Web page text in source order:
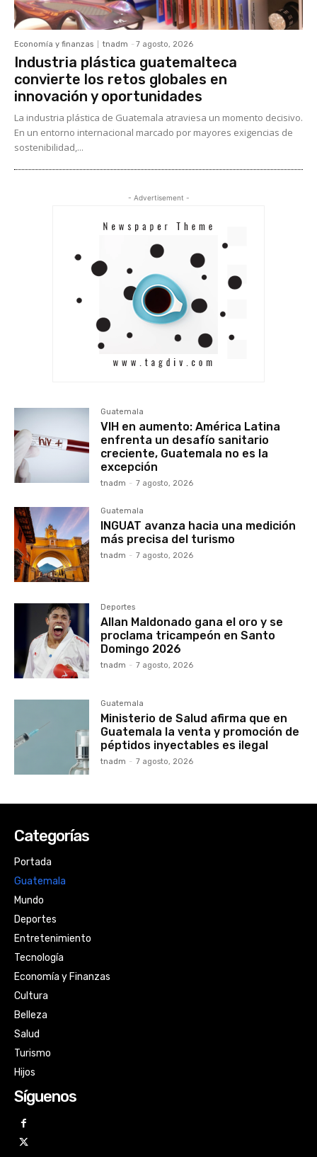
Economía y finanzas tnadm - 7 agosto, 2026
Industria plástica guatemalteca
convierte los retos globales en
innovación y oportunidades
La industria plástica de Guatemala atraviesa un momento decisivo.
En un entorno internacional marcado por mayores exigencias de
sostenibilidad,...
- Advertisement -
Guatemala
VIH en aumento: América Latina
enfrenta un desafío sanitario
creciente, Guatemala no es la
excepción
tnadm - 7 agosto, 2026
Guatemala
INGUAT avanza hacia una medición
más precisa del turismo
tnadm - 7 agosto, 2026
Deportes
Allan Maldonado gana el oro y se
proclama tricampeón en Santo
Domingo 2026
tnadm - 7 agosto, 2026
Guatemala
Ministerio de Salud afirma que en
Guatemala la venta y promoción de
péptidos inyectables es ilegal
tnadm - 7 agosto, 2026
Categorías
Portada
Guatemala
Mundo
Deportes
Entretenimiento
Tecnología
Economía y Finanzas
Cultura
Belleza
Salud
Turismo
Hijos
Síguenos